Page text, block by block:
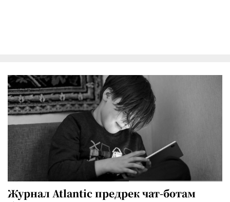
Журнал Atlantic предрек чат-ботам